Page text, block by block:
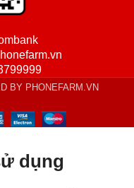
BY PHONEFARM.VN
dụng